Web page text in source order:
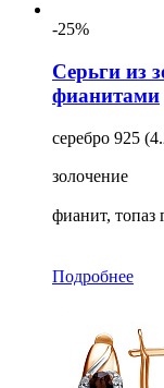
-25%
Серьги из
фианитами
серебро 925
золочение
фианит, топаз
Подробнее